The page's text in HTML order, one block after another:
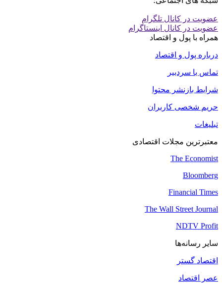
عضویت در کانال تلگرام
عضویت در کانال اینستاگرام
همراه با پول و اقتصاد
درباره پول و اقتصاد
تماس با سردبیر
شرایط بازنشر محتوا
حریم شخصی کاربران
تبلیغات
معتبرترین مجلات اقتصادی
The Economist
Bloomberg
Financial Times
The Wall Street Journal
NDTV Profit
سایر رسانه‌ها
اقتصاد گستر
عصر اقتصاد